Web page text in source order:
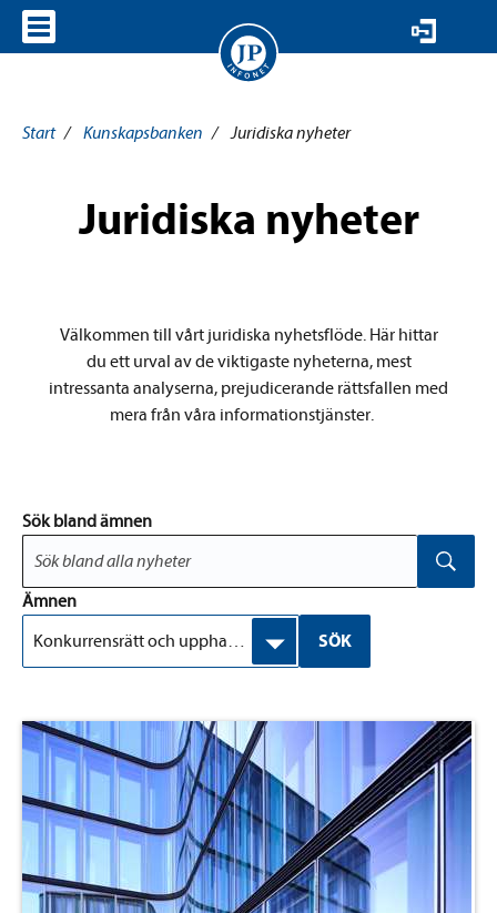
Start / Kunskapsbanken / Juridiska nyheter
Juridiska nyheter
Välkommen till vårt juridiska nyhetsflöde. Här hittar
du ett urval av de viktigaste nyheterna, mest
intressanta analyserna, prejudicerande rättsfallen med
mera från våra informationstjänster.
Sök bland ämnen
Ämnen
Konkurrensrätt och upphandlingsrätt